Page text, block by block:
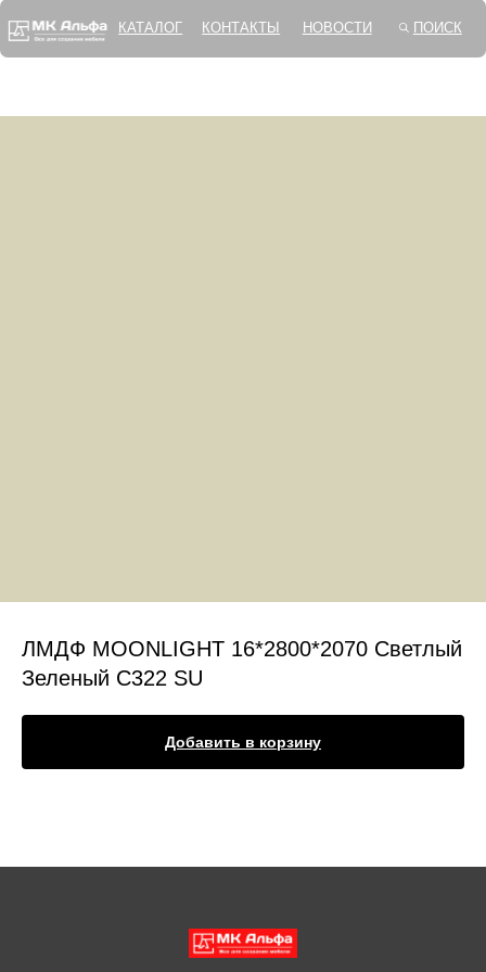
КАТАЛОГ КОНТАКТЫ НОВОСТИ ПОИСК
ЛМДФ MOONLIGHT 16*2800*2070 Светлый
Зеленый C322 SU
Добавить в корзину